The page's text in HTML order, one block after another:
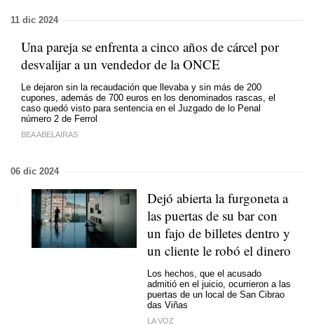
11 dic 2024
Una pareja se enfrenta a cinco años de cárcel por
desvalijar a un vendedor de la ONCE
Le dejaron sin la recaudación que llevaba y sin más de 200
cupones, además de 700 euros en los denominados rascas, el
caso quedó visto para sentencia en el Juzgado de lo Penal
número 2 de Ferrol
BEA ABELAIRAS
06 dic 2024
Dejó abierta la furgoneta a
las puertas de su bar con
un fajo de billetes dentro y
un cliente le robó el dinero
Los hechos, que el acusado
admitió en el juicio, ocurrieron a las
puertas de un local de San Cibrao
das Viñas
LA VOZ